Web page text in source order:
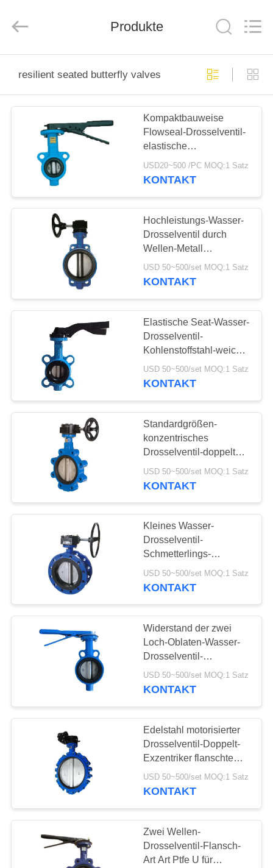
HAUSE
PRODUKTE
ÜBER
WERKSBESICHTIGUNG
QUALITÄTSKONTROLLE
KONTAKT
MIT
NEUIGKEITEN
BITTE UM
ANGEBOT
SITEMAP
DATENSCHUTZERKLÄRUNG
Ltd..
Produkte
resilient seated butterfly valves
Kompaktbauweise
Flowseal-Drosselventil-
elastische
Sitzdrosselventile
USD20~500 /PC MOQ:1 Satz
KONTAKT
Hochleistungs-Wasser-
Drosselventil durch
Wellen-Metall
Sitzdrosselventil
USD 50~500/set MOQ:1 Satz
KONTAKT
Elastische Seat-Wasser-
Drosselventil-
Kohlenstoffstahl-weiche
versiegelnde Ansatz-Art
USD 50~500/set MOQ:1 Satz
KONTAKT
Standardgrößen-
konzentrisches
Drosselventil-doppeltes
angeflanschtes
Drosselventil
USD 50~500/set MOQ:1 Satz
KONTAKT
Kleines Wasser-
Drosselventil-
Schmetterlings-
Regelventil-
überzogenes
USD 50~500/set MOQ:1 Satz
KONTAKT
Widerstand der zwei
Loch-Oblaten-Wasser-
Drosselventil-
dauerhafter hohen
Temperatur
USD 50~500/set MOQ:1 Satz
KONTAKT
Edelstahl motorisierter
Drosselventil-Doppelt-
Exzentriker flanschte
Drosselventil
USD 50~500/set MOQ:1 Satz
KONTAKT
Zwei Wellen-
Drosselventil-Flansch-
Art Art Ptfe U für